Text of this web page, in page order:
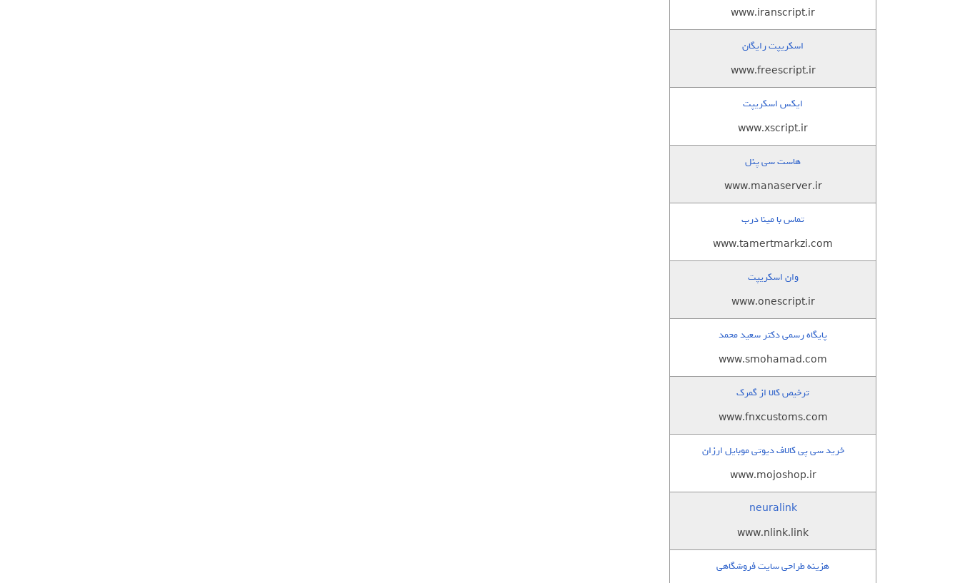
www.iranscript.ir
اسکریپت رایگان
www.freescript.ir
ایکس اسکریپت
www.xscript.ir
هاست سی پنل
www.manaserver.ir
تماس با مینا درب
www.tamertmarkzi.com
وان اسکریپت
www.onescript.ir
پایگاه رسمی دکتر سعید محمد
www.smohamad.com
ترخیص کالا از گمرک
www.fnxcustoms.com
خرید سی پی کالاف دیوتی موبایل ارزان
www.mojoshop.ir
neuralink
www.nlink.link
هزینه طراحی سایت فروشگاهی